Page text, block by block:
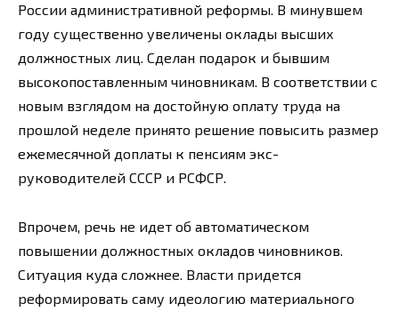
России административной реформы. В минувшем
году существенно увеличены оклады высших
должностных лиц. Сделан подарок и бывшим
высокопоставленным чиновникам. В соответствии с
новым взглядом на достойную оплату труда на
прошлой неделе принято решение повысить размер
ежемесячной доплаты к пенсиям экс-
руководителей СССР и РСФСР.
Впрочем, речь не идет об автоматическом
повышении должностных окладов чиновников.
Ситуация куда сложнее. Власти придется
реформировать саму идеологию материального